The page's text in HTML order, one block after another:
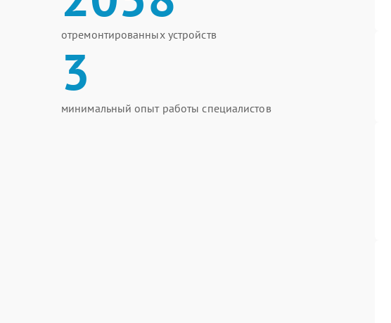
отремонтированных устройств
3
минимальный опыт работы специалистов